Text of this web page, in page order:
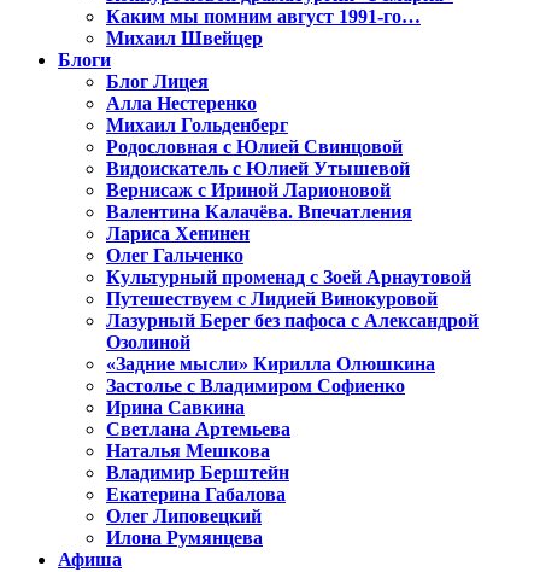
Каким мы помним август 1991-го…
Михаил Швейцер
Блоги
Блог Лицея
Алла Нестеренко
Михаил Гольденберг
Родословная с Юлией Свинцовой
Видоискатель с Юлией Утышевой
Вернисаж с Ириной Ларионовой
Валентина Калачёва. Впечатления
Лариса Хенинен
Олег Гальченко
Культурный променад с Зоей Арнаутовой
Путешествуем с Лидией Винокуровой
Лазурный Берег без пафоса с Александрой
Озолиной
«Задние мысли» Кирилла Олюшкина
Застолье с Владимиром Софиенко
Ирина Савкина
Светлана Артемьева
Наталья Мешкова
Владимир Берштейн
Екатерина Габалова
Олег Липовецкий
Илона Румянцева
Афиша